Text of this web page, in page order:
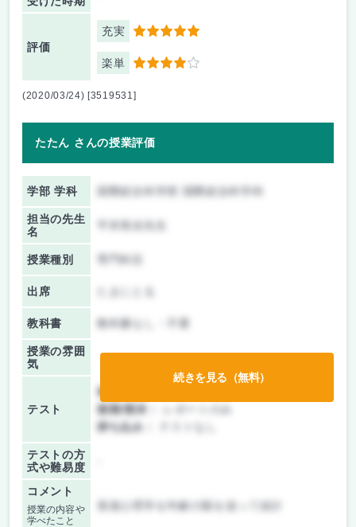
評価
充実 5
楽単 4
(2020/03/24) [3519531]
たたん さんの授業評価
学部 学科 国際総合科学部 国際総合科学科
担当の先生
名
授業種別
出席
教科書 教科書なし・不要
授業の雰囲
気
テスト
前期/中間：
後期/期末：
持ち込み：
テストの方
式や難易度
コメント
授業の内容や
学べたこと
発達心理学を年齢の順を追って紹介
続きを見る（無料）